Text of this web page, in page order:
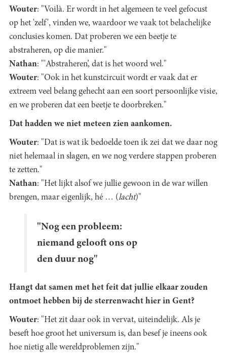
Wouter: "Voilà. Er wordt in het algemeen te veel gefocust
op het 'zelf', vinden we, waardoor we vaak tot belachelijke
conclusies komen. Dat proberen we een beetje te
abstraheren, op die manier."
Nathan: "'Abstraheren’, dat is het woord wel."
Wouter: "Ook in het kunstcircuit wordt er vaak dat er
extreem veel belang gehecht aan een soort persoonlijke visie,
en we proberen dat een beetje te doorbreken."
Dat hadden we niet meteen zien aankomen.
Wouter: "Dat is wat ik bedoelde toen ik zei dat we daar nog
niet helemaal in slagen, en we nog verdere stappen proberen
te zetten."
Nathan: "Het lijkt alsof we jullie gewoon in de war willen
brengen, maar eigenlijk, hé … (lacht)"
"Nog een probleem:
niemand gelooft ons op
den duur nog"
Hangt dat samen met het feit dat jullie elkaar zouden
ontmoet hebben bij de sterrenwacht hier in Gent?
Wouter: "Het zit daar ook in vervat, uiteindelijk. Als je
beseft hoe groot het universum is, dan besef je ineens ook
hoe nietig alle wereldproblemen zijn."